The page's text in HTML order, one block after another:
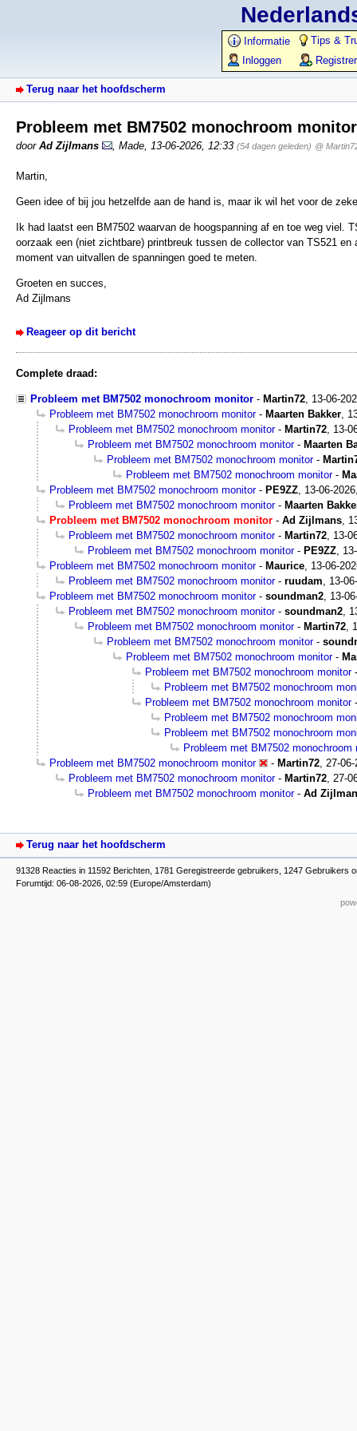
Informatie
Tips &
Inloggen
Terug naar het hoofdscherm
Probleem met BM7502 monochroom
door Ad Zijlmans Made 13-06-2026, 12:33 (54 dagen geleden) @
Martin,
Geen idee of bij jou hetzelfde aan de hand is, maar ik wil het voor de
Ik had laatst een BM7502 waarvan de hoogspanning af en toe weg
oorzaak een (niet zichtbare) printbreuk tussen de collector van TS521
moment van uitvallen de spanningen goed te meten.
Groeten en succes,
Ad Zijlmans
Reageer op dit bericht
Complete draad:
Probleem met BM7502 monochroom monitor - Martin72, 13-06-
Probleem met BM7502 monochroom monitor- Maarten Bakker,
Probleem met BM7502 monochroom monitor- Martin72, 13-
Probleem met BM7502 monochroom monitor- Maarten
Probleem met BM7502 monochroom monitor-
Probleem met BM7502 monochroom monitor-
Probleem met BM7502 monochroom monitor- PE9ZZ, 13-06-
Probleem met BM7502 monochroom monitor- Maarten
Probleem met BM7502 monochroom monitor - Ad Zijlmans,
Probleem met BM7502 monochroom monitor- Martin72, 13-
Probleem met BM7502 monochroom monitor- PE9ZZ,
Probleem met BM7502 monochroom monitor- Maurice, 13-06-
Probleem met BM7502 monochroom monitor- ruudam, 13-
Probleem met BM7502 monochroom monitor- soundman2, 13-
Probleem met BM7502 monochroom monitor- soundman2,
Probleem met BM7502 monochroom monitor- Martin72,
Probleem met BM7502 monochroom monitor-
Probleem met BM7502 monochroom monitor-
Probleem met BM7502 monochroom monitor
Probleem met BM7502 monochroom
Probleem met BM7502 monochroom monitor
Probleem met BM7502 monochroom
Probleem met BM7502 monochroom
Probleem met BM7502 monochroom
Probleem met BM7502 monochroom monitor
- Martin72, 27-
Probleem met BM7502 monochroom monitor- Martin72, 27-
Probleem met BM7502 monochroom monitor- Ad
Terug naar het hoofdscherm
91328 Reacties in 11592 Berichten, 1781 Geregistreerde gebruikers, 1247 Gebruikers
Forumtijd: 06-08-2026, 02:59 (Europe/Amsterdam)